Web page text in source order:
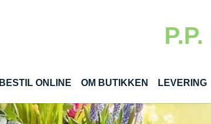
BESTIL ONLINE(CURRENT)
OM BUTIKKEN LEVERING